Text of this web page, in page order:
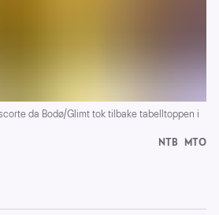
da Bodø/Glimt tok tilbake tabelltoppen i
NTB MTO